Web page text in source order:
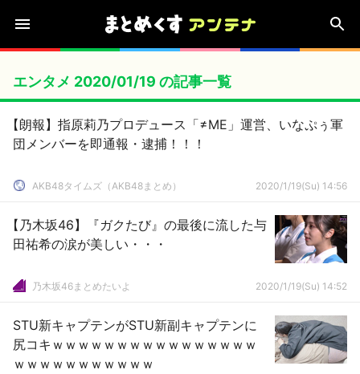
エンタメ 2020/01/19 の記事一覧
【朗報】指原莉乃プロデュース「≠ME」運営、いなぷぅ軍
団メンバーを即通報・逮捕！！！
AKB48タイムズ（AKB48まとめ） 2020/1/19(Su) 14:56
【乃木坂46】『ガクたび』の最後に流した与
田祐希の涙が美しい・・・
乃木坂46まとめたいよ 2020/1/19(Su) 14:52
STU新キャプテンがSTU新副キャプテンに
尻コキｗｗｗｗｗｗｗｗｗｗｗｗｗｗｗｗ
ｗｗｗｗｗｗｗｗｗｗｗ